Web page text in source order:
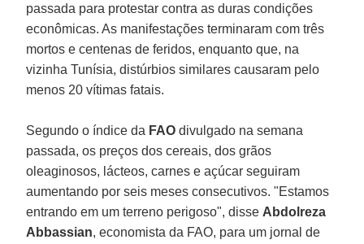
passada para protestar contra as duras condições
econômicas. As manifestações terminaram com três
mortos e centenas de feridos, enquanto que, na
vizinha Tunísia, distúrbios similares causaram pelo
menos 20 vítimas fatais.
Segundo o índice da FAO divulgado na semana
passada, os preços dos cereais, dos grãos
oleaginosos, lácteos, carnes e açúcar seguiram
aumentando por seis meses consecutivos. "Estamos
entrando em um terreno perigoso", disse Abdolreza
Abbassian, economista da FAO, para um jornal de